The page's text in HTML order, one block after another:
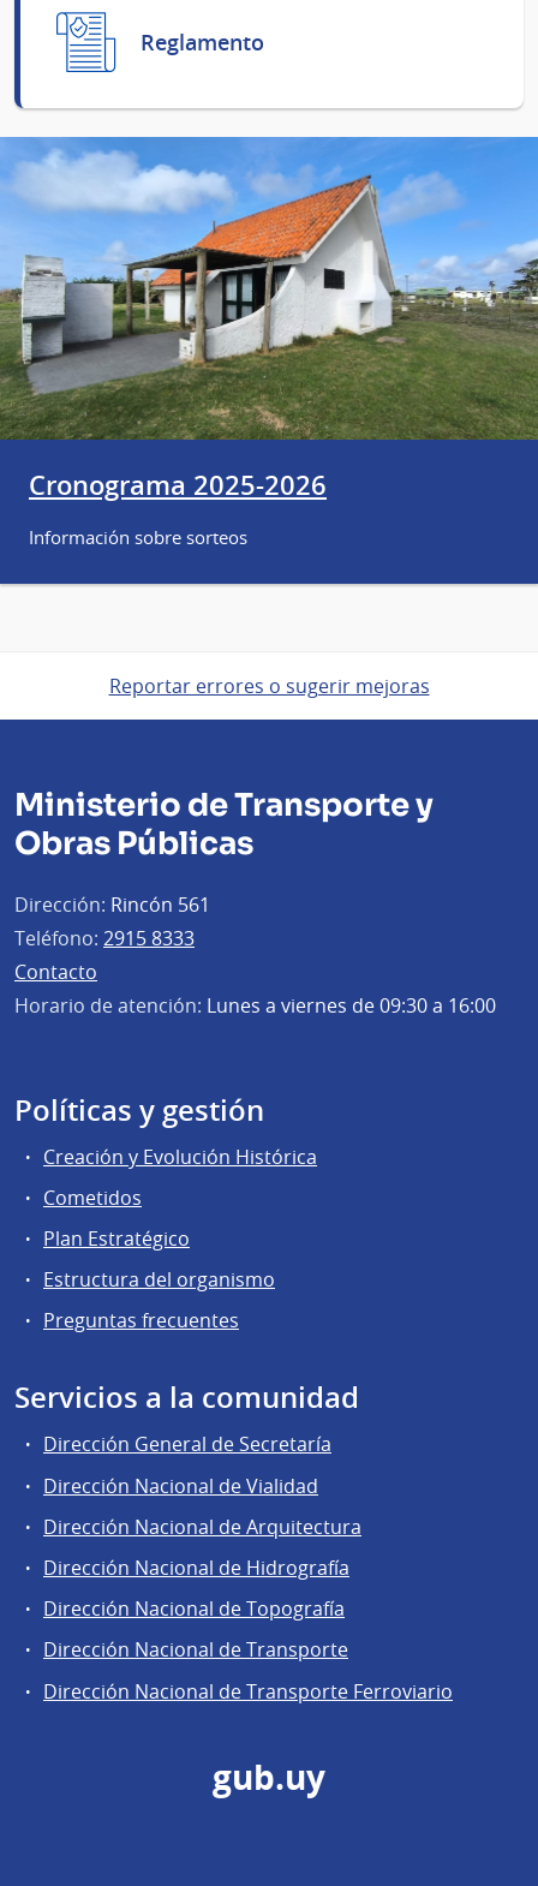
Reglamento
Cronograma 2025-2026
Información sobre sorteos
Reportar errores o sugerir mejoras
Ministerio de Transporte y
Obras Públicas
Dirección: Rincón 561
Teléfono: 2915 8333
Contacto
Horario de atención: Lunes a viernes de 09:30 a 16:00
Políticas y gestión
Creación y Evolución Histórica
Cometidos
Plan Estratégico
Estructura del organismo
Preguntas frecuentes
Servicios a la comunidad
Dirección General de Secretaría
Dirección Nacional de Vialidad
Dirección Nacional de Arquitectura
Dirección Nacional de Hidrografía
Dirección Nacional de Topografía
Dirección Nacional de Transporte
Dirección Nacional de Transporte Ferroviario
gub.uy